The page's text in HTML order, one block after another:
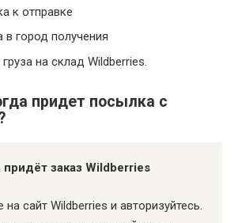
к отправке
в город получения
груза на склад Wildberries.
придет посылка с
придёт заказ Wildberries
на сайт Wildberries и авторизуйтесь.